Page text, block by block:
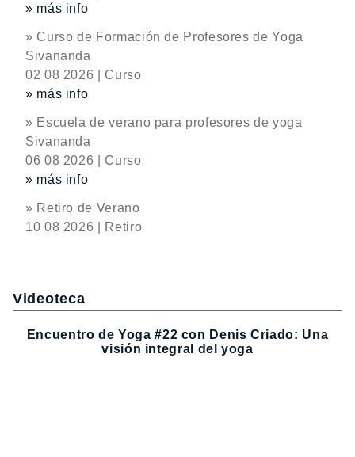
» más info
» Curso de Formación de Profesores de Yoga
Sivananda
02 08 2026 | Curso
» más info
» Escuela de verano para profesores de yoga
Sivananda
06 08 2026 | Curso
» más info
» Retiro de Verano
10 08 2026 | Retiro
Videoteca
Encuentro de Yoga #22 con Denis Criado: Una
visión integral del yoga